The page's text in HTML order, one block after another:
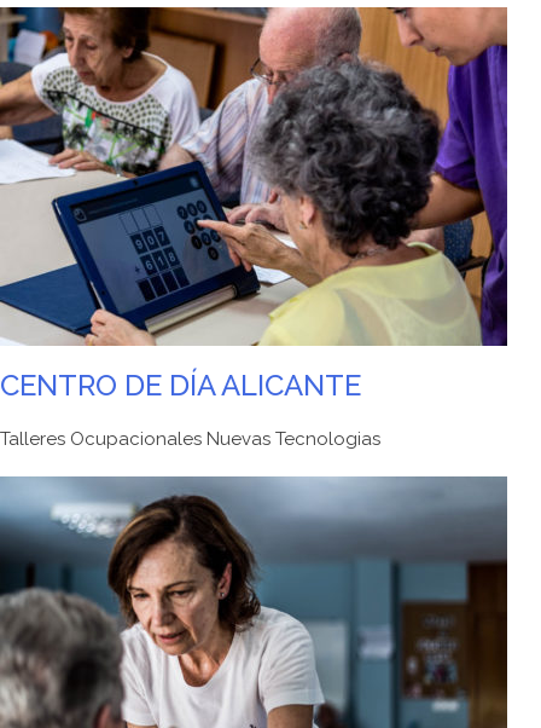
CENTRO DE DÍA ALICANTE
Talleres Ocupacionales Nuevas Tecnologias